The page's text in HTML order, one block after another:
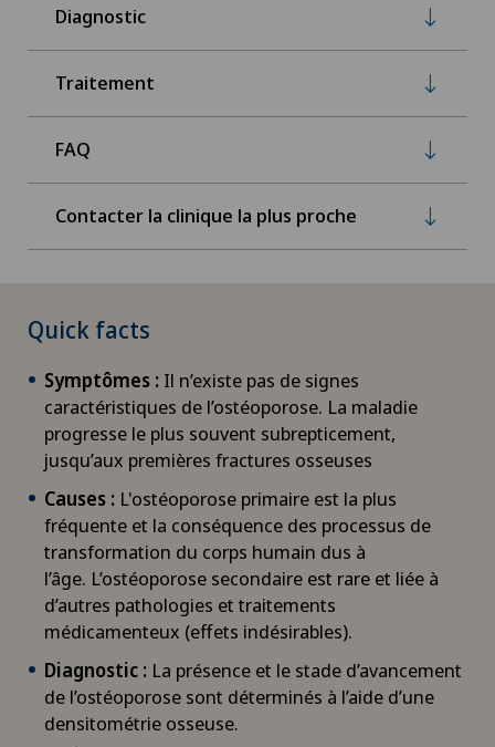
Diagnostic
Traitement
FAQ
Contacter la clinique la plus proche
Quick facts
Symptômes : Il n’existe pas de signes
caractéristiques de l’ostéoporose. La maladie
progresse le plus souvent subrepticement,
jusqu’aux premières fractures osseuses
Causes : L'ostéoporose primaire est la plus
fréquente et la conséquence des processus de
transformation du corps humain dus à
l’âge. L’ostéoporose secondaire est rare et liée à
d’autres pathologies et traitements
médicamenteux (effets indésirables).
Diagnostic : La présence et le stade d’avancement
de l’ostéoporose sont déterminés à l’aide d’une
densitométrie osseuse.